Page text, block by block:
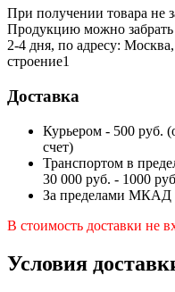
При получении товара не
Продукцию можно забрать
2-4 дня, по адресу:
строение1
Доставка
Курьером - 500 руб.
счет)
Транспортом в
30 000 руб. - 1000
За пределами МКАД
В стоимость доставки не
Условия